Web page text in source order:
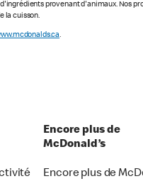
provenant d'animaux. Nos
la cuisson.
.
Encore plus de
McDonald’s
Encore plus de